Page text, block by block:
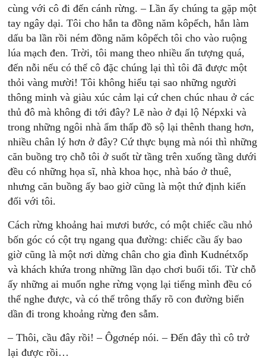
cùng với cô đi đến cánh rừng. – Lần ấy chúng ta gặp một
tay ngây dại. Tôi cho hắn ta đồng năm kôpếch, hắn làm
dấu ba lần rồi ném đồng năm kôpếch tôi cho vào ruộng
lúa mạch đen. Trời, tôi mang theo nhiều ấn tượng quá,
đến nỗi nếu có thể cô đặc chúng lại thì tôi đã được một
thỏi vàng mười! Tôi không hiểu tại sao những người
thông minh và giàu xúc cảm lại cứ chen chúc nhau ở các
thủ đô mà không đi tới đây? Lẽ nào ở đại lộ Népxki và
trong những ngôi nhà ẩm thấp đồ sộ lại thênh thang hơn,
nhiều chân lý hơn ở đây? Cứ thực bụng mà nói thì những
căn buồng trọ chỗ tôi ở suốt từ tầng trên xuống tầng dưới
đều có những họa sĩ, nhà khoa học, nhà báo ở thuê,
nhưng căn buồng ấy bao giờ cũng là một thứ định kiến
đối với tôi.
Cách rừng khoảng hai mươi bước, có một chiếc cầu nhỏ
bốn góc có cột trụ ngang qua đường: chiếc cầu ấy bao
giờ cũng là một nơi dừng chân cho gia đình Kudnétxốp
và khách khứa trong những lần dạo chơi buổi tối. Từ chỗ
ấy những ai muốn nghe rừng vọng lại tiếng mình đều có
thể nghe được, và có thể trông thấy rõ con đường biến
dần đi trong khoảng rừng đen sẫm.
– Thôi, cầu đây rồi! – Ôgơnép nói. – Đến đây thì cô trở
lại được rồi…